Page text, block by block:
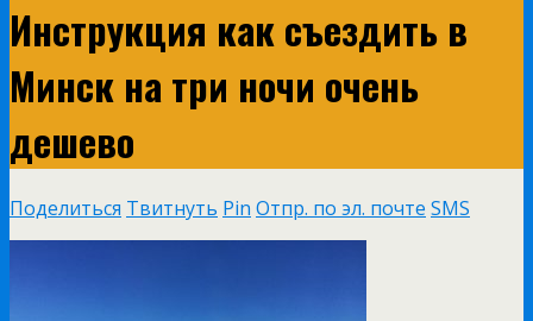
Инструкция как съездить в
Минск на три ночи очень
дешево
Поделиться Твитнуть Pin Отпр. по эл. почте SMS